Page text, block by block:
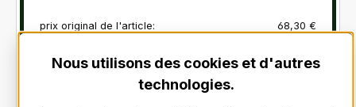
prix original de l'article:
68,30 €
1 x Clan Abercromby
Le prix de votre article configuré:
Nous utilisons des cookies et d'autres
technologies.